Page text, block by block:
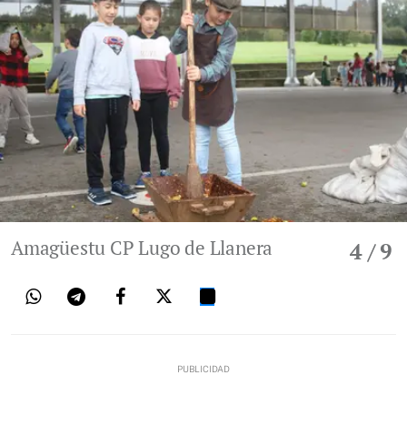
4/ 9
Amagüestu CP Lugo de Llanera